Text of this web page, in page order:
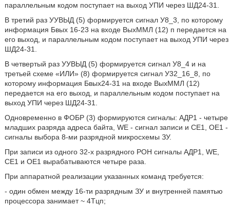
параллельным кодом поступает на выход УПИ через ШД24-31.
В третий раз УУВЫД (5) формируется сигнал У8_3, по которому
информация Бвых 16-23 на входе ВыхММЛ (12) п передается на
его выход, и параллельным кодом поступает на выход УПИ через
ШД24-31.
В четвертый раз УУВЫД (5) формируется сигнал У8_4 и на
третьей схеме «ИЛИ» (8) формируется сигнал У32_16_8, по
которому информация Бвых24-31 на входе ВыхММЛ (12)
передается на его выход, и параллельным кодом поступает на
выход УПИ через ШД24-31.
Одновременно в ФОБР (3) формируются сигналы: АДР1 - четыре
младших разряда адреса байта, WE - сигнал записи и СЕ1, ОЕ1 -
сигналы выбора 8-ми разрядной микросхемы ЗУ.
При записи из одного 32-х разрядного РОН сигналы АДР1, WE,
СЕ1 и ОЕ1 вырабатываются четыре раза.
При аппаратной реализации указанных команд требуется:
- один обмен между 16-ти разрядным ЗУ и внутренней памятью
процессора занимает ~ 4Тцп;